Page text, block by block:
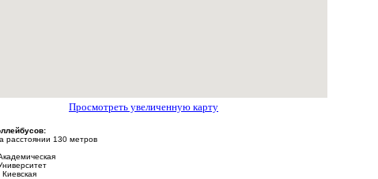
Просмотреть увеличенную карту
расстоянии 130 метров